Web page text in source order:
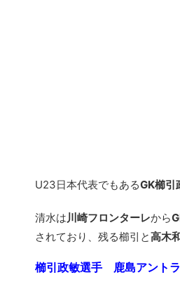
U23日本代表でもあるGK櫛引
清水は川崎フロンターレから
されており、残る櫛引と高木
櫛引政敏選手 鹿島アント